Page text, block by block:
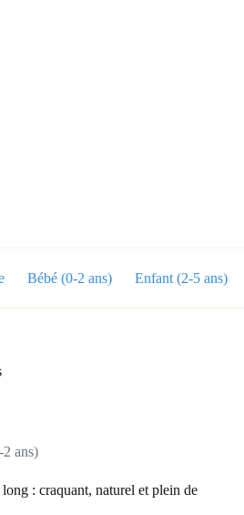
Bébé (0-2 ans) Enfant (2-5 ans)
ans)
: craquant, naturel et plein de